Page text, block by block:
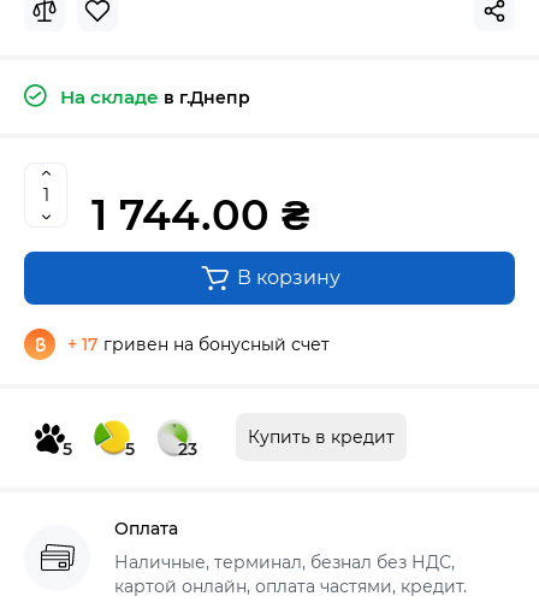
На складе в г.Днепр
1 744.00 ₴
В корзину
+ 17 гривен на бонусный счет
5 5 23
Купить в кредит
Оплата
Наличные, терминал, безнал без НДС,
картой онлайн, оплата частями, кредит.